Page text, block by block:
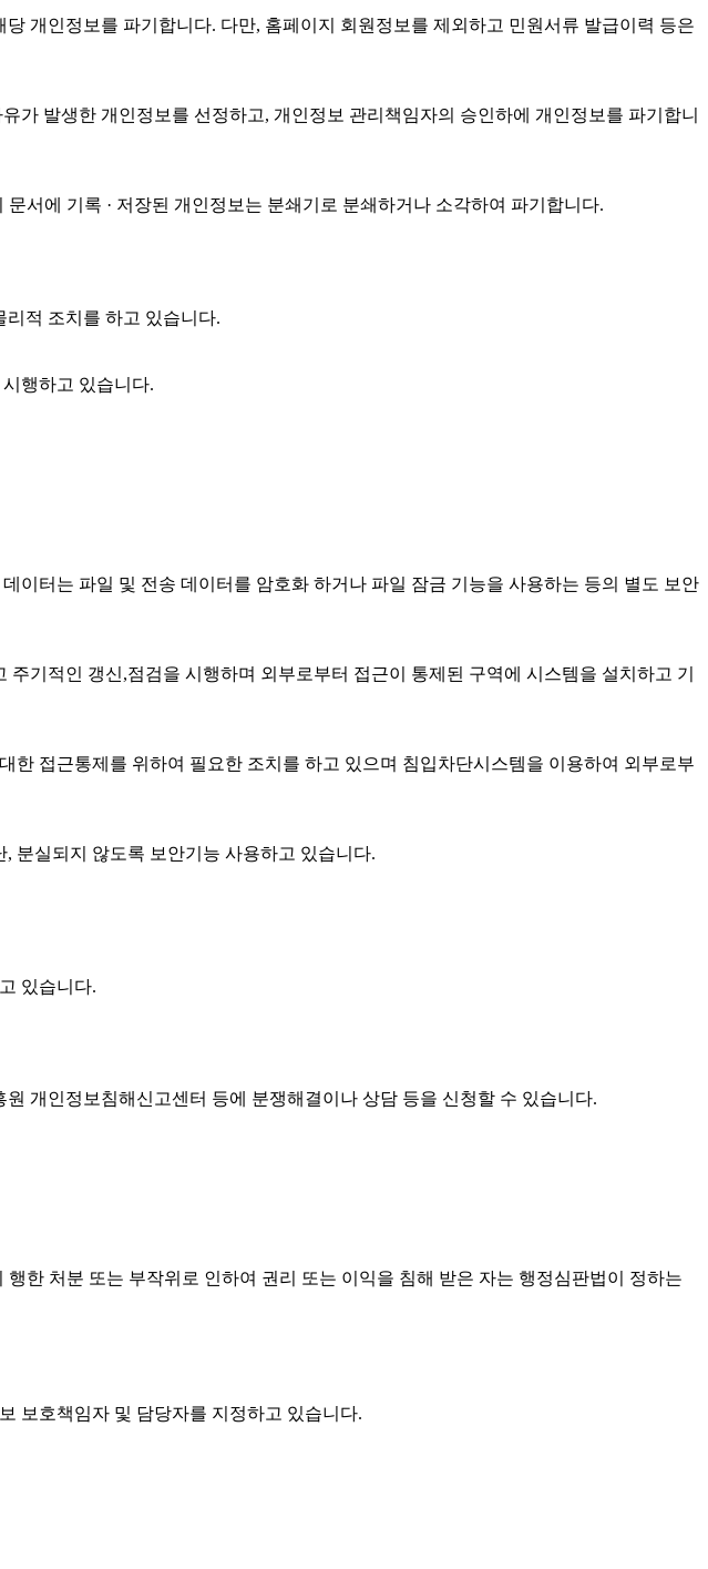
개인정보를 파기합니다. 다만, 홈페이지 회원정보를 제외하고 민원서류 발급이력 등은
발생한 개인정보를 선정하고, 개인정보 관리책임자의 승인하에 개인정보를 파기합니
서에 기록 · 저장된 개인정보는 분쇄기로 분쇄하거나 소각하여 파기합니다.
적 조치를 하고 있습니다.
행하고 있습니다.
이터는 파일 및 전송 데이터를 암호화 하거나 파일 잠금 기능을 사용하는 등의 별도 보안
기적인 갱신,점검을 시행하며 외부로부터 접근이 통제된 구역에 시스템을 설치하고 기
접근통제를 위하여 필요한 조치를 하고 있으며 침입차단시스템을 이용하여 외부로부
분실되지 않도록 보안기능 사용하고 있습니다.
있습니다.
개인정보침해신고센터 등에 분쟁해결이나 상담 등을 신청할 수 있습니다.
한 처분 또는 부작위로 인하여 권리 또는 이익을 침해 받은 자는 행정심판법이 정하는
보호책임자 및 담당자를 지정하고 있습니다.